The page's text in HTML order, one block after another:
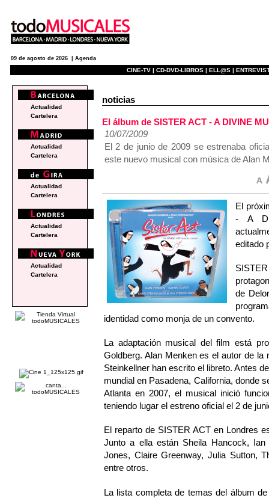
09 de agosto de 2026 | Agenda
CINE-TV | CD-DVD-LIBROS | ELL@S |
noticias
El álbum de SISTER ACT - A DIVINE
10/07/2009
El 2 de junio de 2009 se estrenaba
este nuevo musical con música de Alan
El
- A
editado
de
identidad como monja de un convento.
La adaptación musical del film está
Goldberg. Alan Menken es el autor de
Steinkellner han escrito el libreto. Antes
mundial en Pasadena, California, donde
Atlanta en 2007, el musical inició
teniendo lugar el estreno oficial el 2 de
El reparto de SISTER ACT en Londres
Junto a ella están Sheila Hancock,
Jones, Claire Greenway, Julia Sutton,
entre otros.
La lista completa de temas del álbum
Actualidad
Cartelera
Actualidad
Cartelera
Actualidad
Cartelera
Actualidad
Cartelera
Actualidad
Cartelera